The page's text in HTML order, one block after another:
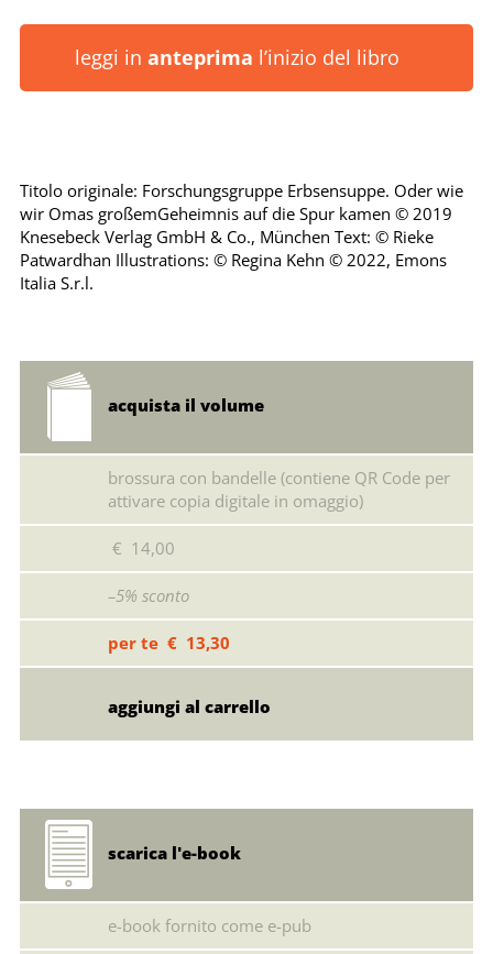
leggi in anteprima l’inizio del libro
Titolo originale: Forschungsgruppe Erbsensuppe. Oder wie
wir Omas großemGeheimnis auf die Spur kamen © 2019
Knesebeck Verlag GmbH & Co., München Text: © Rieke
Patwardhan Illustrations: © Regina Kehn © 2022, Emons
Italia S.r.l.
acquista il volume
brossura con bandelle (contiene QR Code per
attivare copia digitale in omaggio)
€ 14,00
–5% sconto
per te € 13,30
scarica l'e-book
e-book fornito come e-pub